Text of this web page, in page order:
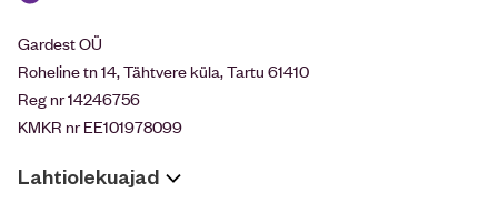
Gardest OÜ
Roheline tn 14, Tähtvere küla, Tartu 61410
Reg nr 14246756
KMKR nr EE101978099
Lahtiolekuajad